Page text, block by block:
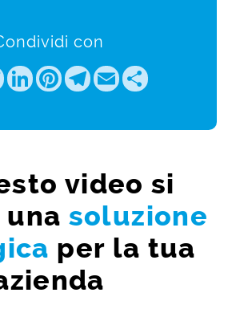
con
TwitterLinkedIn
Pinterest
Telegram
EmailShare
video si
soluzione
per la tua